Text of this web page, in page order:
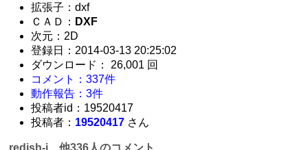
拡張子：dxf
ＣＡＤ： DXF
次元：2D
登録日：2014-03-13 20:25:02
ダウンロード： 26,001 回
コメント：337件
動作報告：3件
投稿者id：19520417
投稿者： 19520417 さん